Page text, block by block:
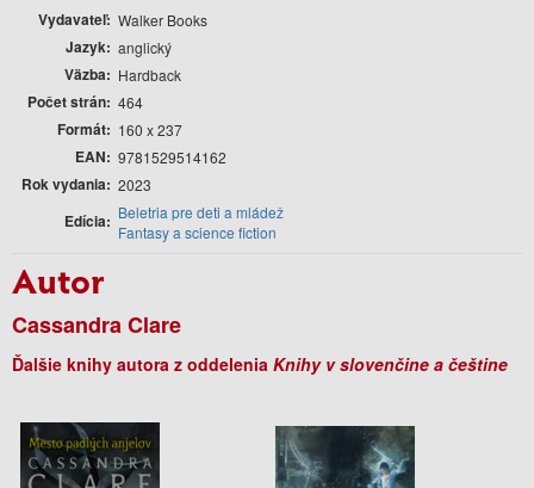
Vydavateľ Walker Books
Jazyk anglický
Väzba Hardback
Počet strán 464
Formát 160 x 237
EAN 9781529514162
Rok vydania 2023
Edícia
Beletria pre deti a mládež
Fantasy a science fiction
Autor
Cassandra Clare
Ďalšie knihy autora z oddelenia Knihy v slovenčine a češtine